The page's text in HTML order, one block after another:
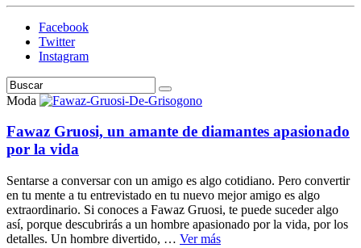
Facebook
Twitter
Instagram
Moda
Fawaz Gruosi, un amante de diamantes apasionado
por la vida
Sentarse a conversar con un amigo es algo cotidiano. Pero convertir
en tu mente a tu entrevistado en tu nuevo mejor amigo es algo
extraordinario. Si conoces a Fawaz Gruosi, te puede suceder algo
así, porque descubrirás a un hombre apasionado por la vida, por los
detalles. Un hombre divertido, … Ver más